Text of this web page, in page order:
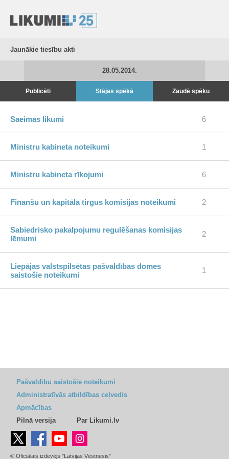
Jaunākie tiesību akti
28.05.2014.
Publicēti Stājas spēkā Zaudē spēku
Saeimas likumi 6
Ministru kabineta noteikumi 1
Ministru kabineta rīkojumi 6
Finanšu un kapitāla tirgus komisijas noteikumi 2
Sabiedrisko pakalpojumu regulēšanas komisijas
lēmumi
2
Liepājas valstspilsētas pašvaldības domes
saistošie noteikumi
1
Pašvaldību saistošie noteikumi
Administratīvās atbildības ceļvedis
Apmācības
Pilnā versija
Par Likumi.lv
© Oficiālais izdevējs "Latvijas Vēstnesis"